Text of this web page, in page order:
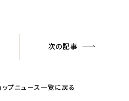
ップニュース一覧に戻る
次の記事